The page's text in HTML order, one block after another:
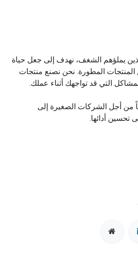
يملؤهم الشغف، نهدف إلى جعل حياة
المطورة. نحن نصنع منتجات
التي قد تواجهك أثناء عملك.
من أجل الشركات الصغيرة إلى
تحسين أدائها.